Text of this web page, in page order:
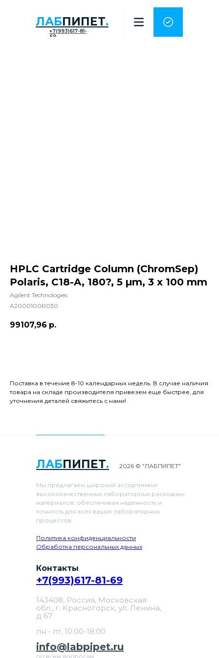
ЛАБПИПЕТ.
+7(993)617-81-
69
HPLC Cartridge Column (ChromSep)
Polaris, C18-A, 180?, 5 µm, 3 x 100 mm
Agilent Technologies
A2000100R030
99107,96 р.
Поставка в течение 8-10 календарных недель. В случае наличия
товара на складе производителя привезем еще быстрее, для
уточнения деталей свяжитесь с нами!
ЛАБПИПЕТ.
Мы предлагаем широкий ассортимент
высококачественных лабораторных расходных
материалов, обеспечивая надежность и
точность для всех ваших лабораторных
процессов.
Политика конфиденциальности
Обработка персональных данных
2026 © "ЛАБПИПЕТ"
Контакты
info@labpipet.ru
+7(993)617-81-69
по всем вопросам
143408, Россия, Московская
обл., г. Красногорск, ул. Ленина,
д 67
пн - пт, 10:00-18:00